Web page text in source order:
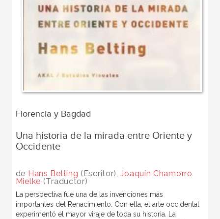
Florencia y Bagdad
Una historia de la mirada entre Oriente y
Occidente
de Hans Belting (Escritor),Joaquín Chamorro
Mielke (Traductor)
La perspectiva fue una de las invenciones más
importantes del Renacimiento. Con ella, el arte occidental
experimentó el mayor viraje de toda su historia. La